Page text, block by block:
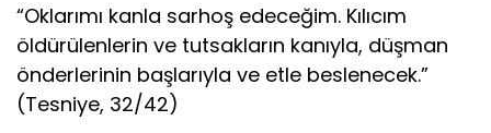
“Oklarımı kanla sarhoş edeceğim. Kılıcım
öldürülenlerin ve tutsakların kanıyla, düşman
önderlerinin başlarıyla ve etle beslenecek.”
(Tesniye, 32/42)